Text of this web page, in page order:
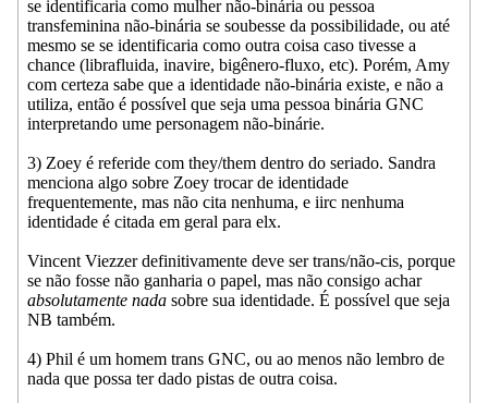
se identificaria como mulher não-binária ou pessoa
transfeminina não-binária se soubesse da possibilidade, ou até
mesmo se se identificaria como outra coisa caso tivesse a
chance (librafluida, inavire, bigênero-fluxo, etc). Porém, Amy
com certeza sabe que a identidade não-binária existe, e não a
utiliza, então é possível que seja uma pessoa binária GNC
interpretando ume personagem não-binárie.
3) Zoey é referide com they/them dentro do seriado. Sandra
menciona algo sobre Zoey trocar de identidade
frequentemente, mas não cita nenhuma, e iirc nenhuma
identidade é citada em geral para elx.
Vincent Viezzer definitivamente deve ser trans/não-cis, porque
se não fosse não ganharia o papel, mas não consigo achar
absolutamente nada sobre sua identidade. É possível que seja
NB também.
4) Phil é um homem trans GNC, ou ao menos não lembro de
nada que possa ter dado pistas de outra coisa.